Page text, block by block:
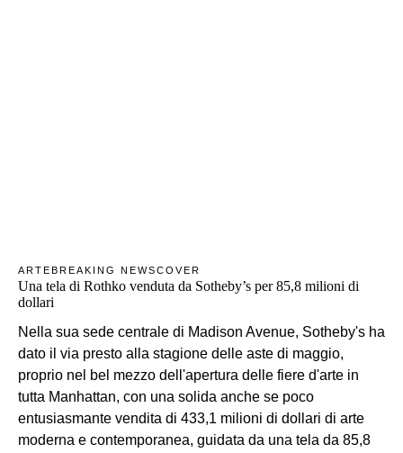
ARTEBREAKING NEWSCOVER
Una tela di Rothko venduta da Sotheby’s per 85,8 milioni di
dollari
Nella sua sede centrale di Madison Avenue, Sotheby's ha
dato il via presto alla stagione delle aste di maggio,
proprio nel bel mezzo dell'apertura delle fiere d'arte in
tutta Manhattan, con una solida anche se poco
entusiasmante vendita di 433,1 milioni di dollari di arte
moderna e contemporanea, guidata da una tela da 85,8